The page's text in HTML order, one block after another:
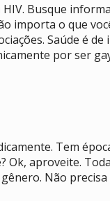
Busque
importa o que
Saúde é
por ser
Tem
Ok, aproveite.
Não